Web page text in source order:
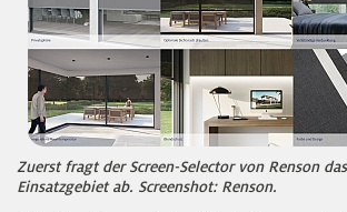
Zuerst fragt der Screen-Selector von Renson
Einsatzgebiet ab. Screenshot: Renson.